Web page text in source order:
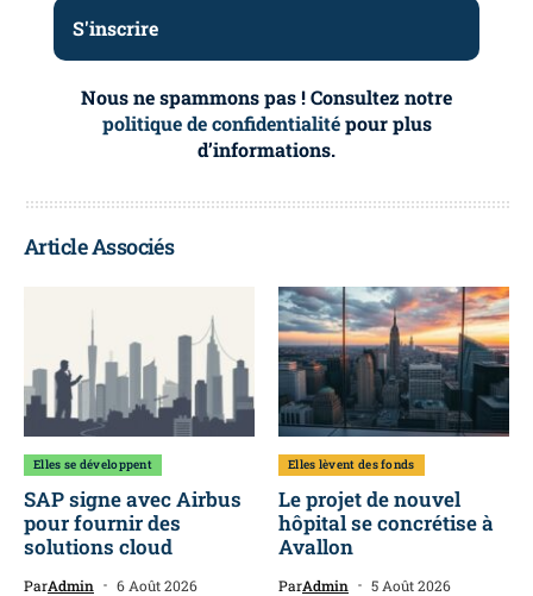
Nous ne spammons pas ! Consultez notre
politique de confidentialitépour plus
d’informations.
Article Associés
Elles se développent
SAP signe avec Airbus
pour fournir des
solutions cloud
ParAdmin 6 Août 2026
Elles lèvent des fonds
Le projet de nouvel
hôpital se concrétise à
Avallon
ParAdmin 5 Août 2026